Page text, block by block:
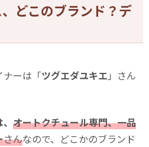
どこのブランド？デ
ナーは「ツグエダユキエ 」さん
オートクチュール専門、一品
さんなので、どこかのブランド